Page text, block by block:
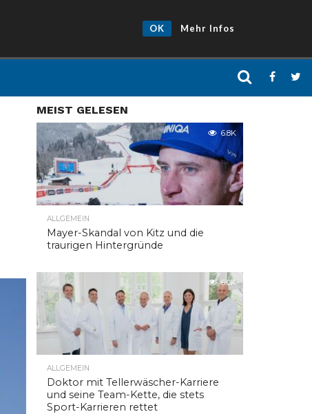
OK Mehr Infos
MEIST GELESEN
6.8K
ALLGEMEIN
Mayer-Skandal von Kitz und die
traurigen Hintergründe
6.0K
ALLGEMEIN
Doktor mit Tellerwäscher-Karriere
und seine Team-Kette, die stets
Sport-Karrieren rettet